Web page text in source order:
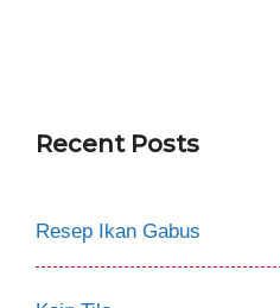
Recent Posts
Resep Ikan Gabus